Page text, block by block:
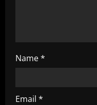
Name*
Email *